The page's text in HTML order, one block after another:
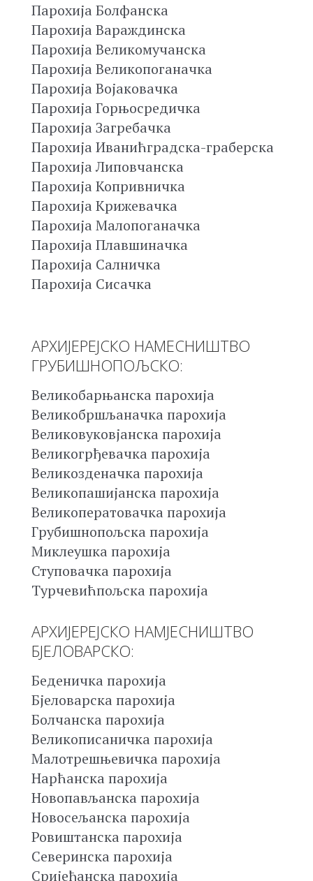
Парохија Болфанска
Парохија Вараждинска
Парохија Великомучанска
Парохија Великопоганачка
Парохија Војаковачка
Парохија Горњосредичка
Парохија Загребачка
Парохија Иванићградска-граберска
Парохија Липовчанска
Парохија Копривничка
Парохија Крижевачка
Парохија Малопоганачка
Парохија Плавшиначка
Парохија Салничка
Парохија Сисачка
АРХИЈЕРЕЈСКО НАМЕСНИШТВО
ГРУБИШНОПОЉСКО:
Великобарњанска парохија
Великобршљаначка парохија
Великовуковјанска парохија
Великогрђевачка парохија
Великозденачка парохија
Великопашијанска парохија
Великоператовачка парохија
Грубишнопољска парохија
Миклеушка парохија
Ступовачка парохија
Турчевићпољска парохија
АРХИЈЕРЕЈСКО НАМЈЕСНИШТВО
БЈЕЛОВАРСКО:
Беденичка парохија
Бјеловарска парохија
Болчанска парохија
Великописаничка парохија
Малотрешњевичка парохија
Нарћанска парохија
Новопављанска парохија
Новосељанска парохија
Ровиштанска парохија
Северинска парохија
Сријеђанска парохија